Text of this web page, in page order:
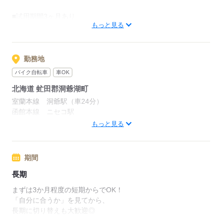
※上限20,000円
もっと見る
勤務地
バイク自転車 車OK
北海道 虻田郡洞爺湖町
室蘭本線 洞爺駅（車24分）
函館本線 ニセコ駅
もっと見る
期間
長期
まずは3か月程度の短期からでOK！
「自分に合うか」を見てから、
長期に切り替えも大歓迎◎